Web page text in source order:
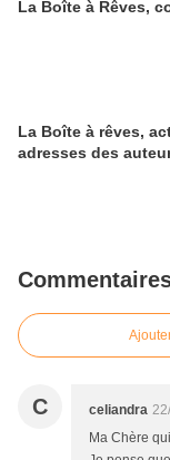
La Boîte à Rêves,
La Boîte à rêves,
adresses des
C celiandra
Ma Chère